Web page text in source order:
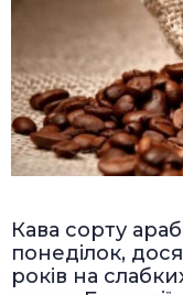
Кава сорту
понеділок,
років на